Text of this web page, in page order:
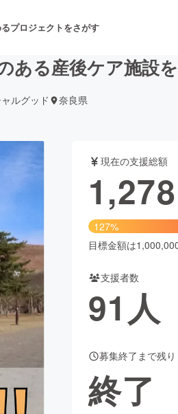
プロジェクトをさがす
舞台・パフォーマンス
アニメ・漫画
ビューティー・ヘルスケア
ある産後ケア施設
ルグッド 奈良県
現在の支援総額
127%
目標金額は
支援者数
91 人
募集終了まで残り
終了